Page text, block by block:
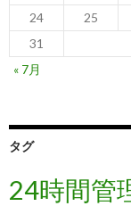
24
25
31
« 7月
タグ
24時間管